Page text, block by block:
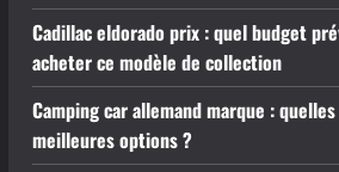
Cadillac eldorado prix : quel budget
acheter ce modèle de collection
Camping car allemand marque :
meilleures options ?